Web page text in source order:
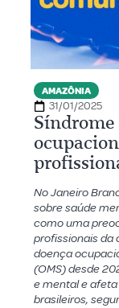
AMAZÔNIA
31/01/2025
Síndrome
No Janeiro
sobre saúde
como uma
profissionais da
doença
(OMS) desde
e mental e
brasileiros,